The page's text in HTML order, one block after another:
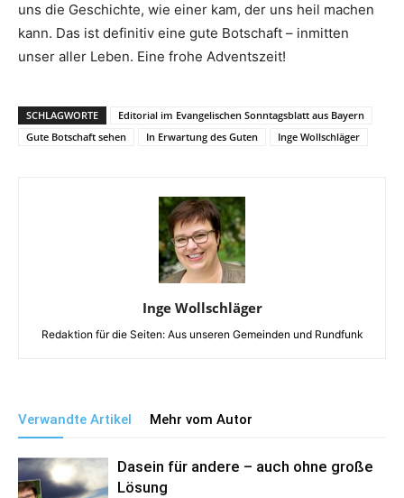
uns die Geschichte, wie einer kam, der uns heil machen
kann. Das ist definitiv eine gute Botschaft – inmitten
unser aller Leben. Eine frohe Adventszeit!
SCHLAGWORTE
Editorial im Evangelischen Sonntagsblatt aus Bayern
Gute Botschaft sehen
In Erwartung des Guten Inge Wollschläger
Inge Wollschläger
Redaktion für die Seiten: Aus unseren Gemeinden und Rundfunk
Verwandte Artikel Mehr vom Autor
Dasein für andere – auch ohne große
Lösung